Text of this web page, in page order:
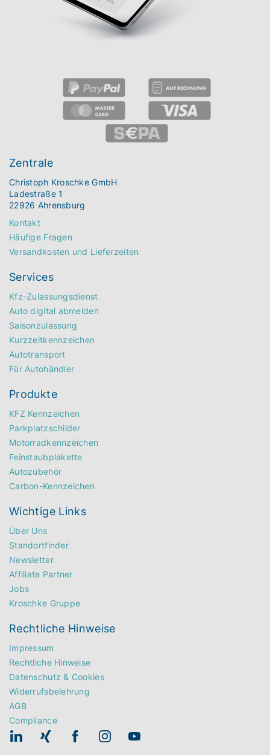
Zentrale
Christoph Kroschke GmbH
Ladestraße 1
22926 Ahrensburg
Kontakt
Häufige Fragen
Versandkosten und Lieferzeiten
Services
Kfz-Zulassungsdienst
Auto digital abmelden
Saisonzulassung
Kurzzeitkennzeichen
Autotransport
Für Autohändler
Produkte
KFZ Kennzeichen
Parkplatzschilder
Motorradkennzeichen
Feinstaubplakette
Autozubehör
Carbon-Kennzeichen
Wichtige Links
Über Uns
Standortfinder
Newsletter
Affiliate Partner
Jobs
Kroschke Gruppe
Rechtliche Hinweise
Impressum
Rechtliche Hinweise
Datenschutz & Cookies
Widerrufsbelehrung
AGB
Compliance